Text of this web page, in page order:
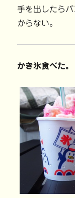
手を出したら
からない。
かき氷食べた。